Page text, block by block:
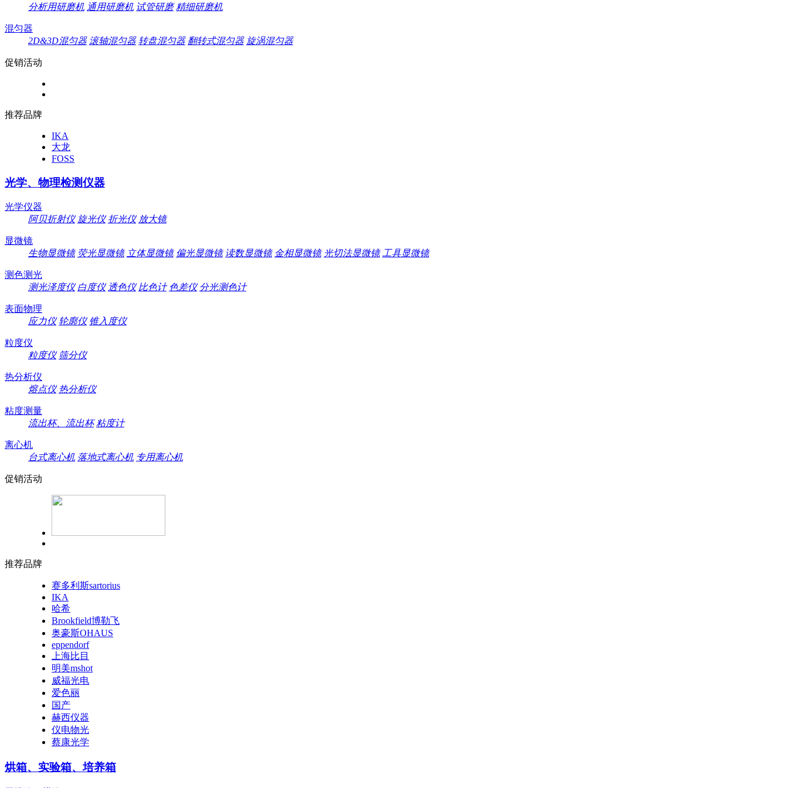
分析用研磨机 通用研磨机 试管研磨 精细研磨机
混匀器
2D&3D混匀器 滚轴混匀器 转盘混匀器 翻转式混匀器 旋涡混匀器
促销活动
推荐品牌
IKA
大龙
FOSS
光学、物理检测仪器
光学仪器
阿贝折射仪 旋光仪 折光仪 放大镜
显微镜
生物显微镜 荧光显微镜 立体显微镜 偏光显微镜 读数显微镜 金相显微镜 光切法显微镜 工具显微镜
测色测光
测光泽度仪 白度仪 透色仪 比色计 色差仪 分光测色计
表面物理
应力仪 轮廓仪 锥入度仪
粒度仪
粒度仪 筛分仪
热分析仪
熔点仪 热分析仪
粘度测量
流出杯、流出杯 粘度计
离心机
台式离心机 落地式离心机 专用离心机
促销活动
推荐品牌
赛多利斯sartorius
IKA
哈希
Brookfield博勒飞
奥豪斯OHAUS
eppendorf
上海比目
明美mshot
威福光电
爱色丽
国产
赫西仪器
仪电物光
蔡康光学
烘箱、实验箱、培养箱